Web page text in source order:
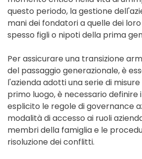
questo periodo, la gestione
mani dei fondatori a quelle dei
spesso figli o nipoti della prima
Per assicurare una transizione
del passaggio generazionale, è
l'azienda adotti una serie di
primo luogo, è necessario definire
esplicito le regole di governance
modalità di accesso ai ruoli
membri della famiglia e le
risoluzione dei conflitti.